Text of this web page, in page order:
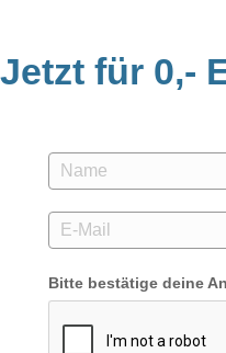
Jetzt für 0,-
Bitte bestätige deine